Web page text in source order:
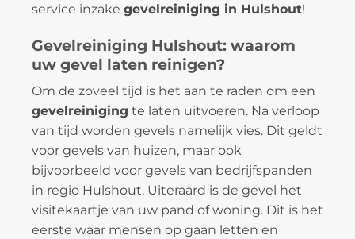
service inzake gevelreiniging in Hulshout!
Gevelreiniging Hulshout: waarom
uw gevel laten reinigen?
Om de zoveel tijd is het aan te raden om een
gevelreiniging te laten uitvoeren. Na verloop
van tijd worden gevels namelijk vies. Dit geldt
voor gevels van huizen, maar ook
bijvoorbeeld voor gevels van bedrijfspanden
in regio Hulshout. Uiteraard is de gevel het
visitekaartje van uw pand of woning. Dit is het
eerste waar mensen op gaan letten en